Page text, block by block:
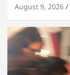
August 9, 2026